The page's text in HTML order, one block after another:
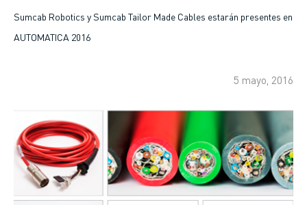
enlaces
a
la
Sumcab Robotics y Sumcab Tailor Made Cables estarán presentes en
AUTOMATICA 2016
5 mayo, 2016